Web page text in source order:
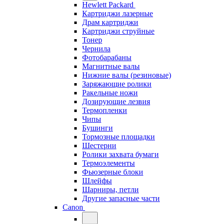
Hewlett Packard
Картриджи лазерные
Драм картриджи
Картриджи струйные
Тонер
Чернила
Фотобарабаны
Магнитные валы
Нижние валы (резиновые)
Заряжающие ролики
Ракельные ножи
Дозирующие лезвия
Термопленки
Чипы
Бушинги
Тормозные площадки
Шестерни
Ролики захвата бумаги
Термоэлементы
Фьюзерные блоки
Шлейфы
Шарниры, петли
Другие запасные части
Canon